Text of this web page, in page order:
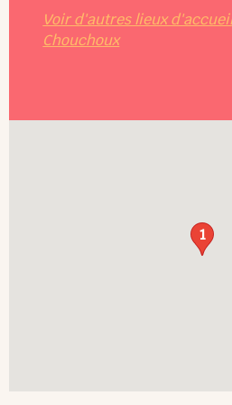
Voir d'autres lieux
Chouchoux
1